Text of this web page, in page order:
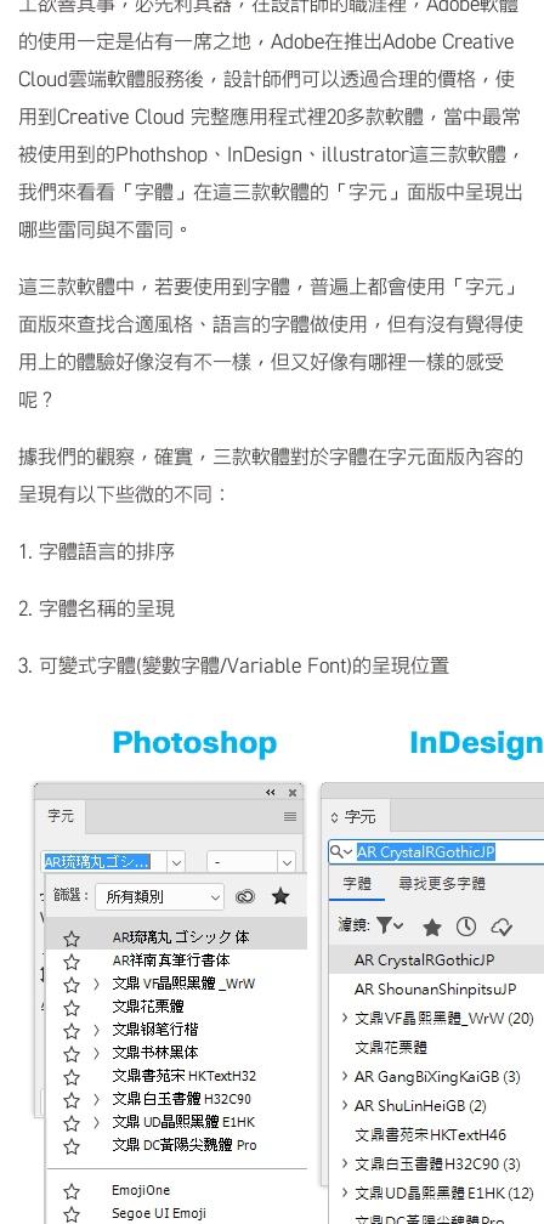
的使用一定是佔有一席之地，Adobe在推出Adobe Creative
Cloud雲端軟體服務後，設計師們可以透過合理的價格，使
用到Creative Cloud 完整應用程式裡20多款軟體，當中最常
被使用到的Phothshop、InDesign、illustrator這三款軟體，
我們來看看「字體」在這三款軟體的「字元」面版中呈現出
哪些雷同與不雷同。
這三款軟體中，若要使用到字體，普遍上都會使用「字元」
面版來查找合適風格、語言的字體做使用，但有沒有覺得使
用上的體驗好像沒有不一樣，但又好像有哪裡一樣的感受
呢？
據我們的觀察，確實，三款軟體對於字體在字元面版內容的
呈現有以下些微的不同：
1. 字體語言的排序
2. 字體名稱的呈現
3. 可變式字體(變數字體/Variable Font)的呈現位置